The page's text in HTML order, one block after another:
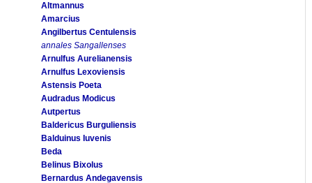
Altmannus
Amarcius
Angilbertus Centulensis
annales Sangallenses
Arnulfus Aurelianensis
Arnulfus Lexoviensis
Astensis Poeta
Audradus Modicus
Autpertus
Baldericus Burguliensis
Balduinus Iuvenis
Beda
Belinus Bixolus
Bernardus Andegavensis